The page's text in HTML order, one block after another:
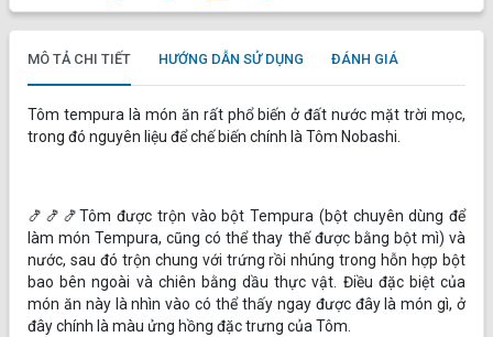
MÔ TẢ CHI TIẾT HƯỚNG DẪN SỬ DỤNG ĐÁNH GIÁ
Tôm tempura là món ăn rất phổ biến ở đất nước mặt trời mọc,
trong đó nguyên liệu để chế biến chính là Tôm Nobashi.
🍤🍤🍤Tôm được trộn vào bột Tempura (bột chuyên dùng để
làm món Tempura, cũng có thể thay thế được bằng bột mì) và
nước, sau đó trộn chung với trứng rồi nhúng trong hỗn hợp bột
bao bên ngoài và chiên bằng dầu thực vật. Điều đặc biệt của
món ăn này là nhìn vào có thể thấy ngay được đây là món gì, ở
đây chính là màu ửng hồng đặc trưng của Tôm.